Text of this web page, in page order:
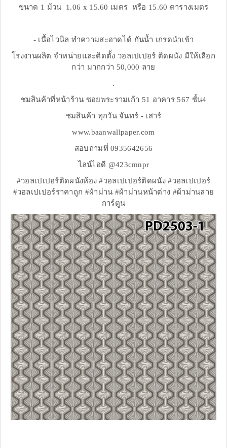
ขนาด 1 ม้วน 1.06 x 15.60 เมตร หรือ 15.60 ตารางเมตร
- เนื้อไวนิล ทำความสะอาดได้ กันน้ำ เกรดนำเข้า
โรงงานผลิต จำหน่ายและติดตั้ง วอลเปเปอร์ ติดผนัง มีให้เลือก
กว่า มากกว่า 50,000 ลาย
.
ชมสินค้าที่หน้าร้าน ซอยพระรามเก้า 51 อาคาร 567 ชั้น4
ชมสินค้า ทุกวัน จันทร์ - เสาร์
www.baanwallpaper.com
สอบถามที่ 0935642656
ไลน์ไอดี @423cmnpr
#วอลเปเปอร์ติดผนังห้อง #วอลเปเปอร์ติดผนัง #วอลเปเปอร์
#วอลเปเปอร์ราคาถูก #ผ้าม่าน #ผ้าม่านหน้าต่าง #ผ้าม่านลาย
การ์ตูน